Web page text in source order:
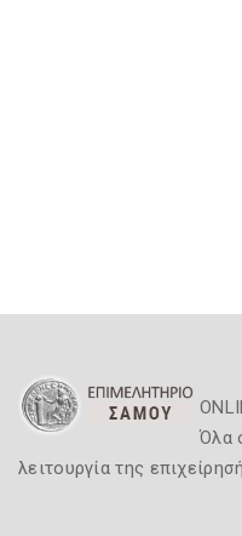
Όλα
λειτουργία της